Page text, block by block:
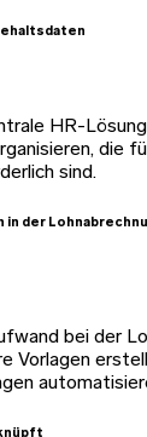
HR-
die
sind.
in der
bei der
Vorlagen